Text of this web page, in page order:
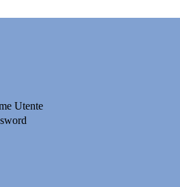
Utente